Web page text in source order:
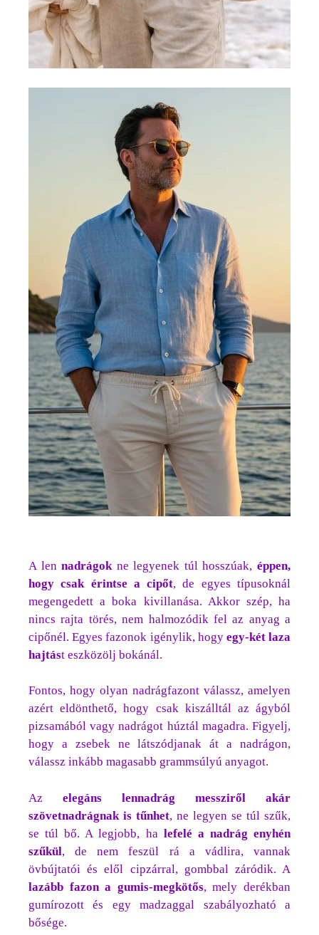
A len nadrágok ne legyenek túl hosszúak,éppen,
hogy csak érintse a cipőt, de egyes típusoknál
megengedett a boka kivillanása. Akkor szép, ha
nincs rajta törés, nem halmozódik fel az anyag a
cipőnél. Egyes fazonok igénylik, hogy egy-két laza
hajtást eszközölj bokánál.
Fontos, hogy olyan nadrágfazont válassz, amelyen
azért eldönthető, hogy csak kiszálltál az ágyból
pizsamából vagy nadrágot húztál magadra. Figyelj,
hogy a zsebek ne látszódjanak át a nadrágon,
válassz inkább magasabb grammsúlyú anyagot.
Az elegáns lennadrág messziről akár
szövetnadrágnak is tűnhet, ne legyen se túl szűk,
se túl bő. A legjobb, ha lefelé a nadrág enyhén
szűkül, de nem feszül rá a vádlira, vannak
övbújtatói és elől cipzárral, gombbal záródik. A
lazább fazon a gumis-megkötős, mely derékban
gumírozott és egy madzaggal szabályozható a
bősége.